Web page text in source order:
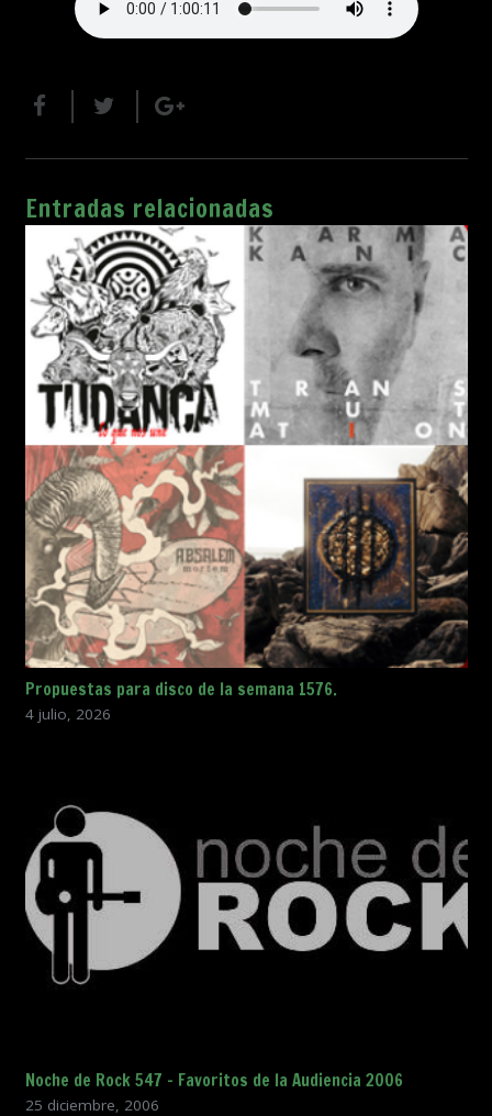
Entradas relacionadas
Propuestas para disco de la semana 1576.
4 julio, 2026
Noche de Rock 547 – Favoritos de la Audiencia 2006
25 diciembre, 2006